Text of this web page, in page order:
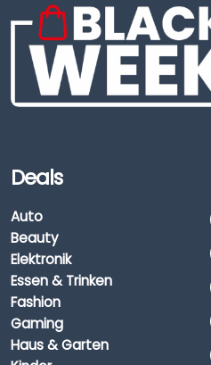
Deals
Auto
Beauty
Elektronik
Essen & Trinken
Fashion
Gaming
Haus & Garten